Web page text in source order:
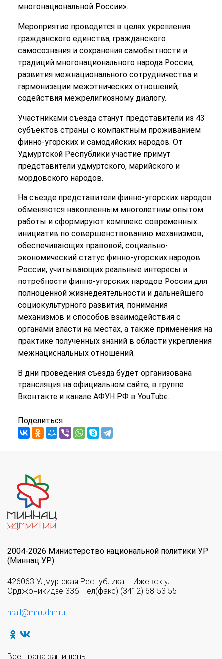
многонациональной России».
Мероприятие проводится в целях укрепления
гражданского единства, гражданского
самосознания и сохранения самобытности и
традиций многонационального народа России,
развития межнационального сотрудничества и
гармонизации межэтнических отношений,
содействия межрелигиозному диалогу.
Участниками съезда станут представители из 43
субъектов страны с компактным проживанием
финно-угорских и самодийских народов. От
Удмуртской Республики участие примут
представители удмуртского, марийского и
мордовского народов.
На съезде представители финно-угорских народов
обменяются накопленным многолетним опытом
работы и сформируют комплекс современных
инициатив по совершенствованию механизмов,
обеспечивающих правовой, социально-
экономический статус финно-угорских народов
России, учитывающих реальные интересы и
потребности финно-угорских народов России для
полноценной жизнедеятельности и дальнейшего
социокультурного развития, понимания
механизмов и способов взаимодействия с
органами власти на местах, а также применения на
практике полученных знаний в области укрепления
межнациональных отношений.
В дни проведения съезда будет организована
трансляция на официальном сайте, в группе
Вконтакте и канале АФУН РФ в YouTube.
Поделиться
2004-2026 Министерство национальной политики УР
(Миннац УР)
426063 Удмуртская Республика г. Ижевск ул.
Орджоникидзе 33б. Тел(факс) (3412) 68-53-55
mail@mn.udmr.ru
Все права защищены.